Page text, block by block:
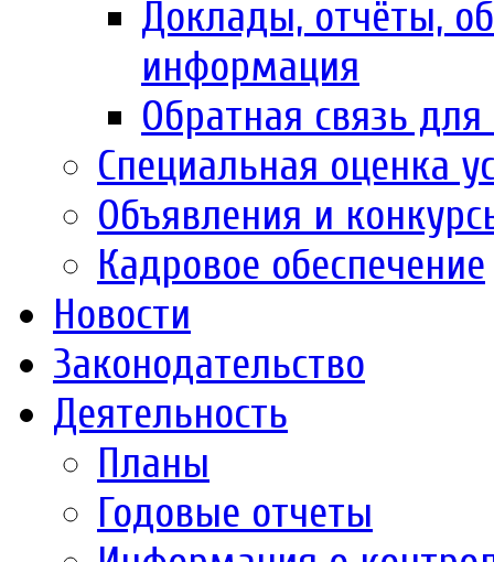
Доклады, отчёты,
информация
Обратная связь
Специальная оценка
Объявления и
Кадровое обеспечение
Новости
Законодательство
Деятельность
Планы
Годовые отчеты